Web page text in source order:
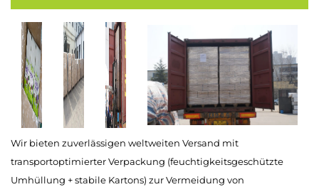
Wir bieten zuverlässigen weltweiten Versand mit
transportoptimierter Verpackung (feuchtigkeitsgeschützte
Umhüllung + stabile Kartons) zur Vermeidung von